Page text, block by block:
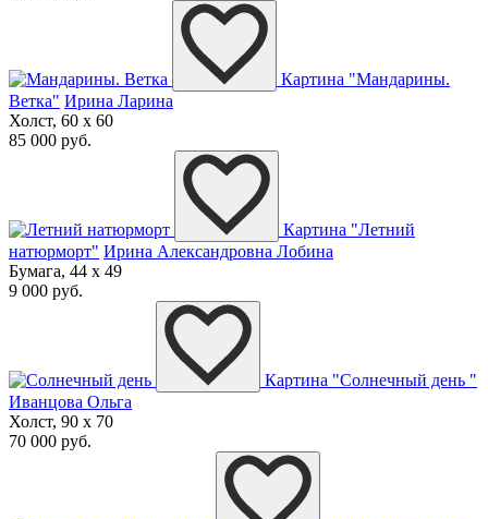
Картина "Мандарины.
Ветка" Ирина Ларина
Холст, 60 x 60
85 000 руб.
Картина "Летний
натюрморт" Ирина Александровна Лобина
Бумага, 44 x 49
9 000 руб.
Картина "Солнечный день "
Иванцова Ольга
Холст, 90 x 70
70 000 руб.